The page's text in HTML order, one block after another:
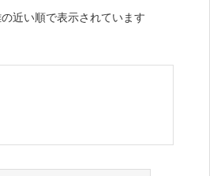
近い順で表示されています
ック
ど、私が専門